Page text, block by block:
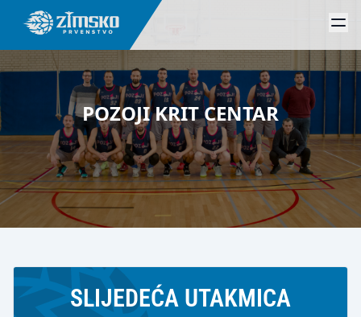
POZOJI KRIT CENTAR
SLIJEDEĆA UTAKMICA